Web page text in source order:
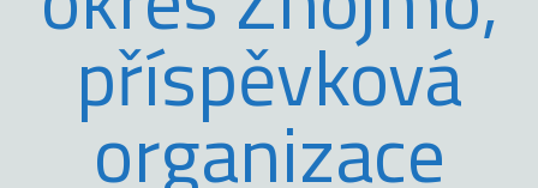
příspěvková
organizace